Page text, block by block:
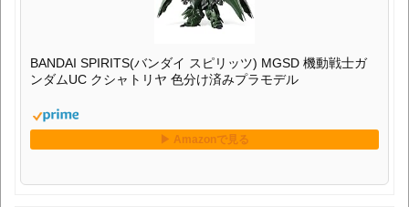
BANDAI SPIRITS(バンダイ スピリッツ) MGSD 機動戦士ガ
ンダムUC クシャトリヤ 色分け済みプラモデル